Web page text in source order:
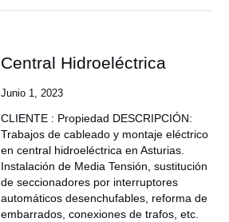
Central Hidroeléctrica
Junio 1, 2023
CLIENTE : Propiedad DESCRIPCIÓN:
Trabajos de cableado y montaje eléctrico
en central hidroeléctrica en Asturias.
Instalación de Media Tensión, sustitución
de seccionadores por interruptores
automáticos desenchufables, reforma de
embarrados, conexiones de trafos, etc.